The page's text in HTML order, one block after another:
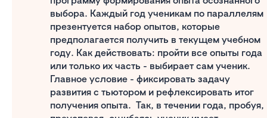
выбора. Каждый год ученикам по параллелям
презентуется набор опытов, которые
предполагается получить в текущем учебном
году. Как действовать: пройти все опыты года
или только их часть - выбирает сам ученик.
Главное условие - фиксировать задачу
развития с тьютором и рефлексировать итог
получения опыта. Так, в течении года, пробуя,